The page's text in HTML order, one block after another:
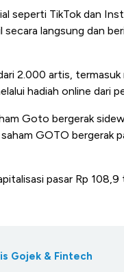
seperti TikTok dan
langsung dan
2.000 artis, termasuk
hadiah online dari
Goto bergerak
GOTO bergerak
pasar Rp 108,9
Gojek & Fintech